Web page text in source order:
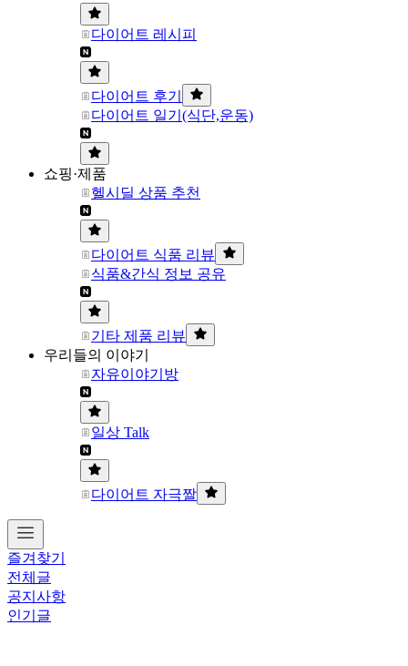
다이어트 레시피
다이어트 후기
다이어트 일기(식단,운동)
쇼핑·제품
헬시딜 상품 추천
다이어트 식품 리뷰
식품&간식 정보 공유
기타 제품 리뷰
우리들의 이야기
자유이야기방
일상 Talk
다이어트 자극짤
즐겨찾기
전체글
공지사항
인기글